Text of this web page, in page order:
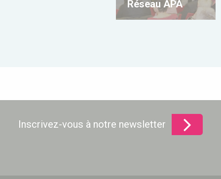
Réseau APA
Inscrivez-vous à notre newsletter